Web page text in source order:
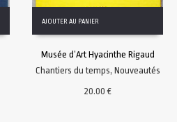
AJOUTER AU PANIER
Musée d’Art Hyacinthe Rigaud
Chantiers du temps, Nouveautés
20.00€